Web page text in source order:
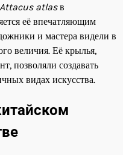
Attacus atlasв
её впечатляющим
и мастера видели в
величия. Её крылья,
позволяли создавать
видах искусства.